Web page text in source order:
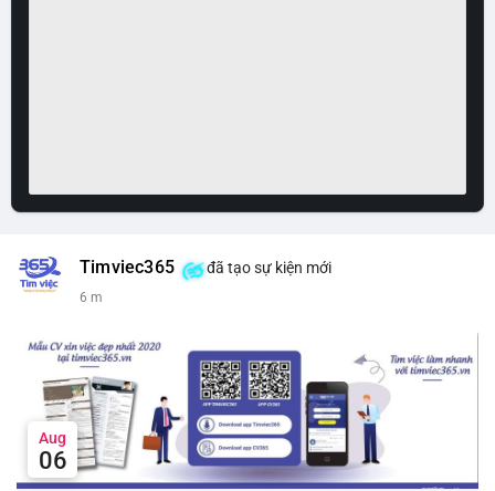
Timviec365 đã tạo sự kiện mới
6 m
Aug
06